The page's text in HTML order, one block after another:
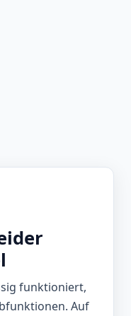
funktioniert,
Auf